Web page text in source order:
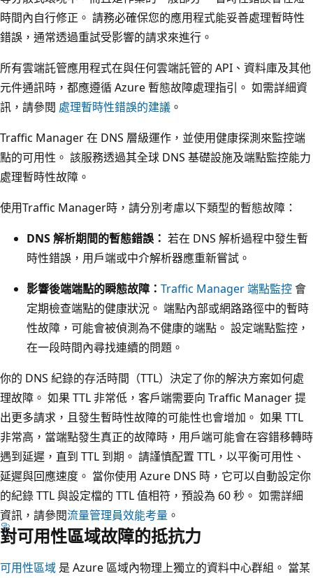
時間內自行修正。 請務必確保您的應用程式能妥善處理暫時性
錯誤，通常透過重試受影響的請求來進行。
所有雲端託管應用程式在與任何雲端託管的 API、資料庫及其他
元件通訊時，都應遵循 Azure 暫態故障處理指引。 如需詳細資
訊，請參閱 處理暫時性錯誤的建議 。
Traffic Manager 在 DNS 層級運作，並使用健康探測來監控端
點的可用性。 該服務透過其全球 DNS 基礎設施及端點監控能力
處理暫時性故障。
使用Traffic Manager時，請分別考慮以下類型的暫態故障：
DNS 解析期間的暫態錯誤： 若在 DNS 解析過程中發生暫
時性錯誤，用戶端或中介解析器應重新嘗試。
影響後端端點的瞬態故障： Traffic Manager 端點監控會
定期檢查端點的健康狀況。 端點內部或網路路徑中的暫時
性故障，可能會被偵測為不健康的端點。 設定端點監控，
在一段時間內尋找連續的問題。
你的 DNS 紀錄的存活時間（TTL）決定了你的解決方案如何處
理故障。 如果 TTL 非常低，客戶端需要向 Traffic Manager 提
出更多請求，且發生暫時性故障的可能性也會增加。 如果 TTL
非常高，當端點發生真正的故障時，用戶端可能會在容錯移轉時
遇到延遲，直到 TTL 到期。 請謹慎配置 TTL，以平衡可用性、
延遲與回應速度。 當你使用 Azure DNS 時，它可以自動設定你
的紀錄 TTL 與設定檔的 TTL 值相符，預設為 60 秒。 如需詳細
資訊，請參閱流量管理員效能考量 。
對可用性區域故障的抵抗力
可用性區域 是 Azure 區域內物理上獨立的資料中心群組。 當某